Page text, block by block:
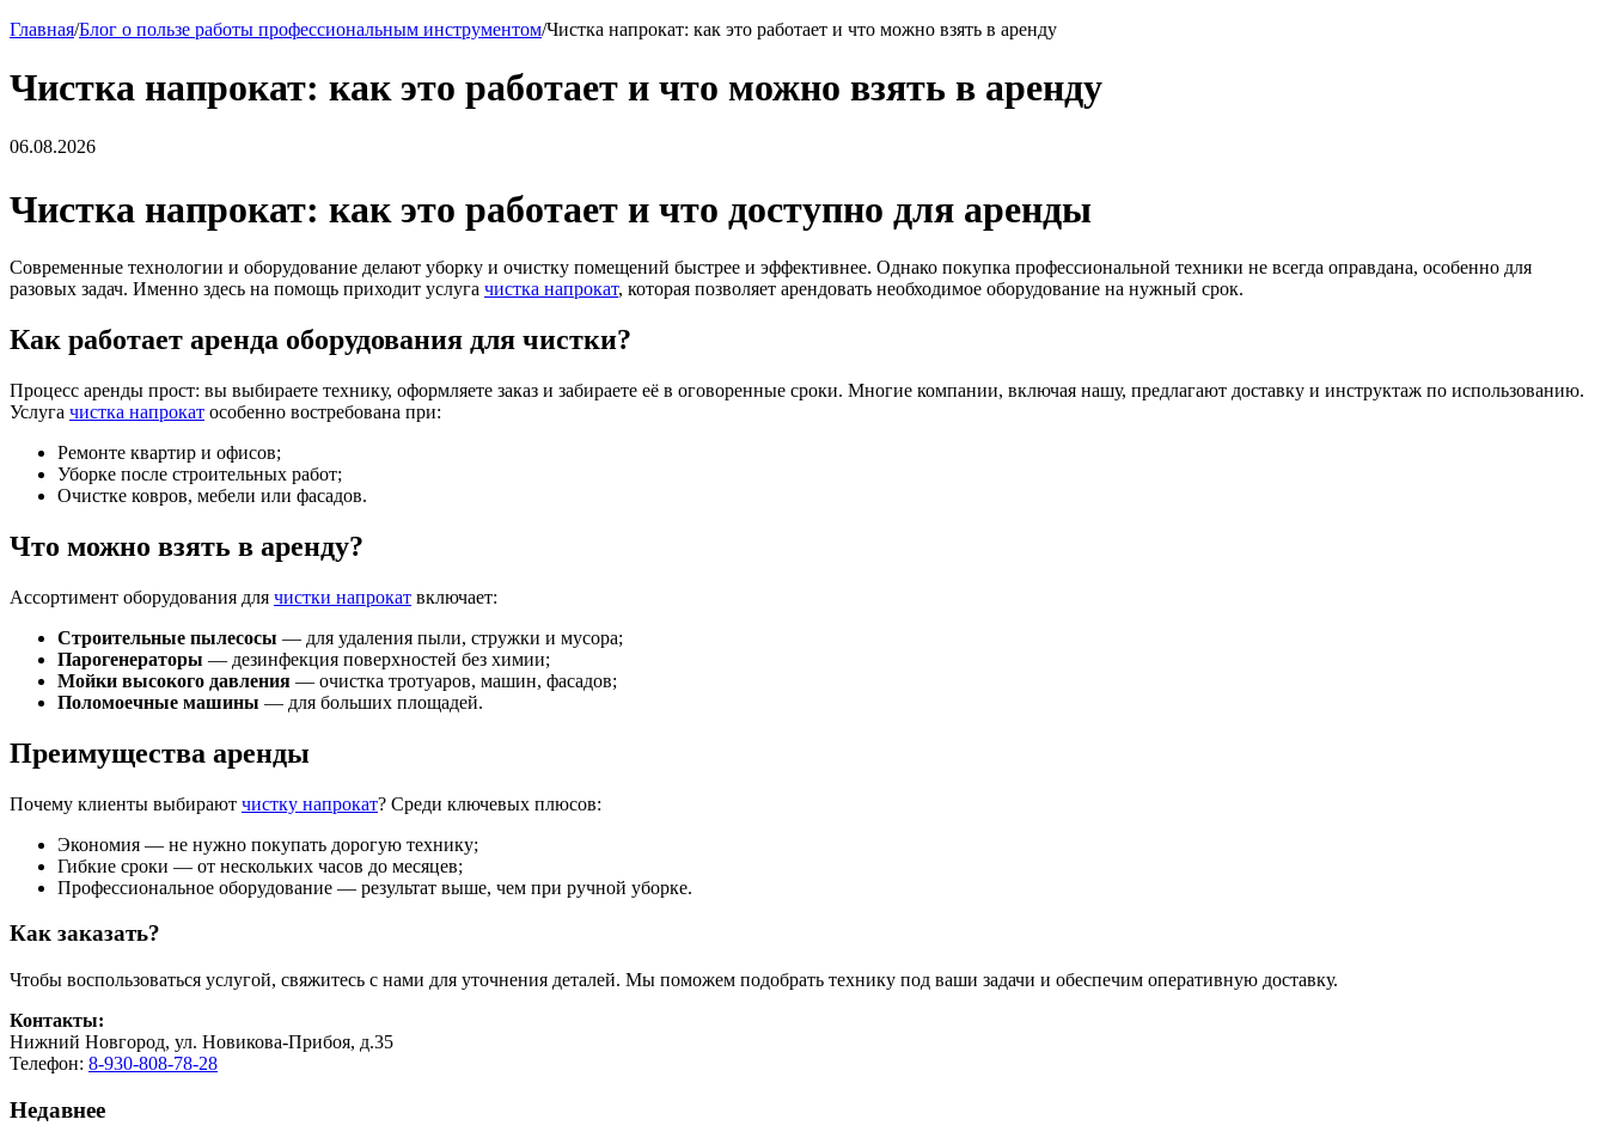
Главная/Блог о пользе работы профессиональным инструментом/Чистка напрокат: как это работает и что можно взять в аренду
Чистка напрокат: как это работает и что можно взять в аренду
06.08.2026
Чистка напрокат: как это работает и что доступно для аренды
Современные технологии и оборудование делают уборку и очистку помещений быстрее и эффективнее. Однако покупка профессиональной техники не всегда оправдана, особенно для
разовых задач. Именно здесь на помощь приходит услуга чистка напрокат, которая позволяет арендовать необходимое оборудование на нужный срок.
Как работает аренда оборудования для чистки?
Процесс аренды прост: вы выбираете технику, оформляете заказ и забираете её в оговоренные сроки. Многие компании, включая нашу, предлагают доставку и инструктаж по использованию.
Услуга чистка напрокат особенно востребована при:
Ремонте квартир и офисов;
Уборке после строительных работ;
Очистке ковров, мебели или фасадов.
Что можно взять в аренду?
Ассортимент оборудования для чистки напрокат включает:
Строительные пылесосы — для удаления пыли, стружки и мусора;
Парогенераторы — дезинфекция поверхностей без химии;
Мойки высокого давления — очистка тротуаров, машин, фасадов;
Поломоечные машины — для больших площадей.
Преимущества аренды
Почему клиенты выбирают чистку напрокат? Среди ключевых плюсов:
Экономия — не нужно покупать дорогую технику;
Гибкие сроки — от нескольких часов до месяцев;
Профессиональное оборудование — результат выше, чем при ручной уборке.
Как заказать?
Чтобы воспользоваться услугой, свяжитесь с нами для уточнения деталей. Мы поможем подобрать технику под ваши задачи и обеспечим оперативную доставку.
Контакты:
Нижний Новгород, ул. Новикова-Прибоя, д.35
Телефон: 8-930-808-78-28
Недавнее